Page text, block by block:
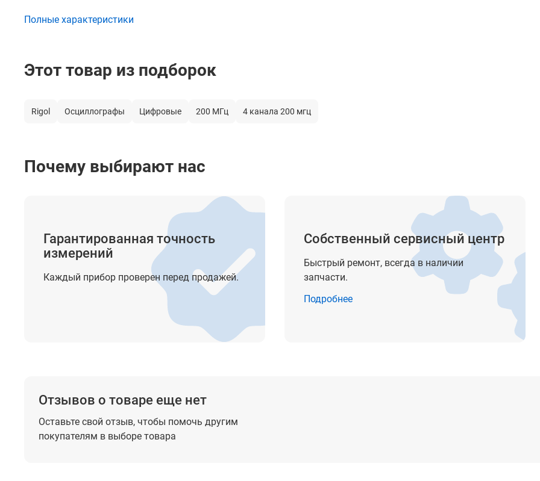
Максимальная глубина памяти
50000 осц/сек (векторный режим)
Вертикальное разрешение
Вертикальное разрешение в режиме высокого
Аппаратная запись и воспроизведение сигналов в
реальном времени
Пиковый детектор захват глитчей от 2 нс
10,1 дюймовый емкостный дисплей с функцией
Входной импеданс
Входная емкость
Полные характеристики
Этот товар из подборок
Rigol Осциллографы Цифровые 200 МГц 4 канала 200 мгц
Почему выбирают нас
Гарантированная точность
измерений
Каждый прибор проверен перед продажей.
Собственный сервисный центр
Быстрый ремонт, всегда в наличии
запчасти.
Подробнее
Отзывов о товаре еще нет
Оставьте свой отзыв, чтобы помочь другим
покупателям в выборе товара